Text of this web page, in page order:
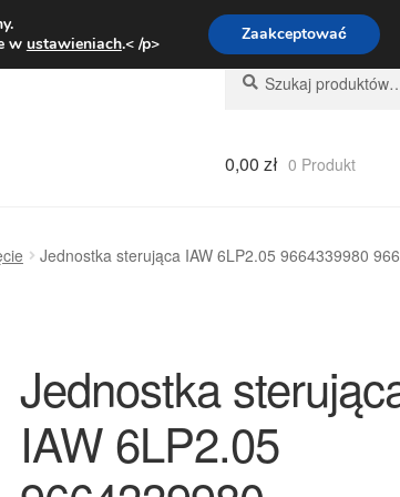
Pn.-pt. 9:00-16:00800 003 167
Szukaj:
Szukaj
0,00 zł 0 Produkt
Jednostka sterująca IAW 6LP2.05 9664339980
Jednostka
IAW 6LP2.05
w ustawieniach.< /p> Zaakceptować